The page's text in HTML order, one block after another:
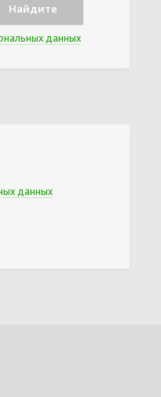
данных
данных